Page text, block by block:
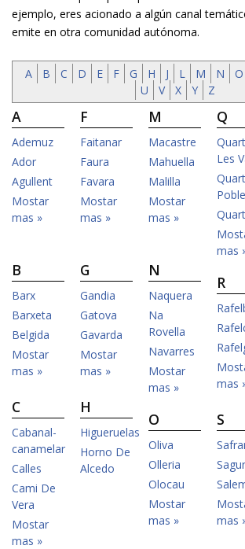
ejemplo, eres aficionado a algún canal
emite en otra comunidad autónoma.
A B C D E F G H J L M N O
U
V X Y Z
A
Ademuz
Ador
Agullent
Mostar
mas »
B
Barx
Barxeta
Belgida
Mostar
mas »
C
Cabanal-
canamelar
Calles
Cami De
Vera
Mostar
mas »
F
Faitanar
Faura
Favara
Mostar
mas »
G
Gandia
Gatova
Gavarda
Mostar
mas »
H
Higueruelas
Horno De
Alcedo
M
Macastre
Mahuella
Malilla
Mostar
mas »
N
Naquera
Na
Rovella
Navarres
Mostar
mas »
O
Oliva
Olleria
Olocau
Mostar
mas »
Q
Les
mas
R
mas
S
mas